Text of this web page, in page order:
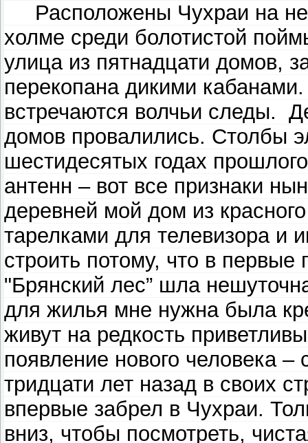
Расположены Чухраи на
холме среди болотистой
улица из пятнадцати домов,
перекопана дикими
встречаются волчьи следы.
домов провалились. Столбы
шестидесятых годах
антенн – вот все признаки
деревней мой дом из
тарелками для телевизора и
строить потому, что в первые
"Брянский лес” шла
для жилья мне нужна была
живут на редкость
появление нового человека
тридцати лет назад в своих
впервые забрел в Чухраи.
вниз, чтобы посмотреть,